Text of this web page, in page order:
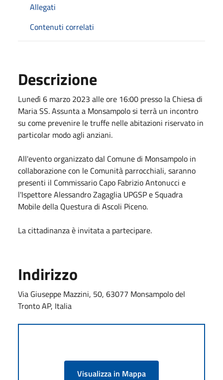
Allegati
Contenuti correlati
Descrizione
Lunedì 6 marzo 2023 alle ore 16:00 presso la Chiesa di
Maria SS. Assunta a Monsampolo si terrà un incontro
su come prevenire le truffe nelle abitazioni riservato in
particolar modo agli anziani.
All'evento organizzato dal Comune di Monsampolo in
collaborazione con le Comunità parrocchiali, saranno
presenti il Commissario Capo Fabrizio Antonucci e
l'Ispettore Alessandro Zagaglia UPGSP e Squadra
Mobile della Questura di Ascoli Piceno.
La cittadinanza è invitata a partecipare.
Indirizzo
Via Giuseppe Mazzini, 50, 63077 Monsampolo del
Tronto AP, Italia
Visualizza in Mappa